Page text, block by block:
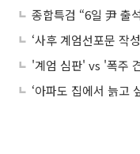
'계엄 심판' vs '폭주
‘아파도 집에서 늙고